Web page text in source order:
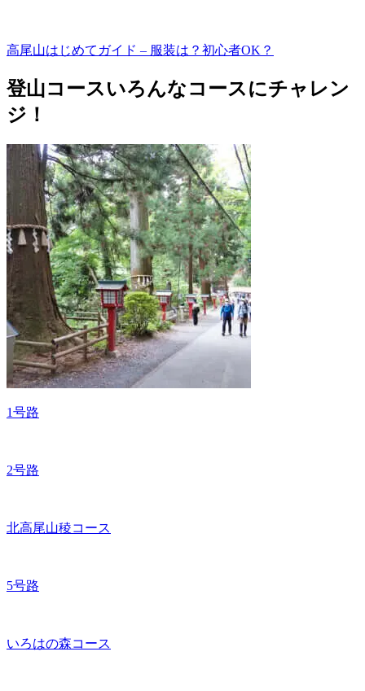
高尾山はじめてガイド – 服装は？初心者OK？
登山コースいろんなコースにチャレン
ジ！
1号路
2号路
北高尾山稜コース
5号路
いろはの森コース